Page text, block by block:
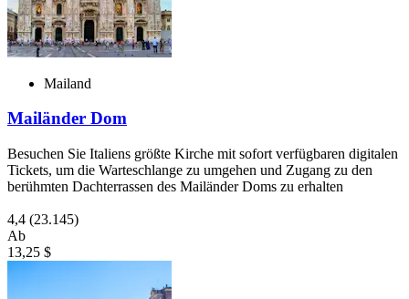
Mailand
Mailänder Dom
Besuchen Sie Italiens größte Kirche mit sofort verfügbaren digitalen
Tickets, um die Warteschlange zu umgehen und Zugang zu den
berühmten Dachterrassen des Mailänder Doms zu erhalten
4,4 (23.145)
Ab
13,25 $